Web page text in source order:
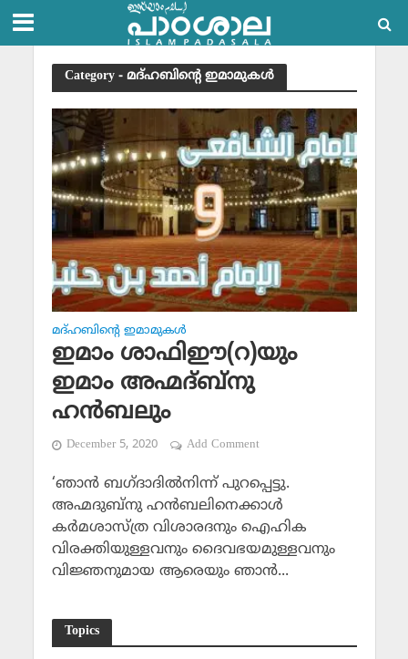
Category - മദ്ഹബിന്റെ ഇമാമുകള്‍
മദ്ഹബിന്റെ ഇമാമുകള്‍
ഇമാം ശാഫിഈ(റ)യും
ഇമാം അഹ്മദ്ബ്‌നു
ഹന്‍ബലും
December 5, 2020 Add Comment
‘ഞാന്‍ ബഗ്ദാദില്‍നിന്ന് പുറപ്പെട്ടു.
അഹ്മദുബ്‌നു ഹന്‍ബലിനെക്കാള്‍
കര്‍മശാസ്ത്ര വിശാരദനും ഐഹിക
വിരക്തിയുള്ളവനും ദൈവഭയമുള്ളവനും
വിജ്ഞനുമായ ആരെയും ഞാന്‍...
Topics